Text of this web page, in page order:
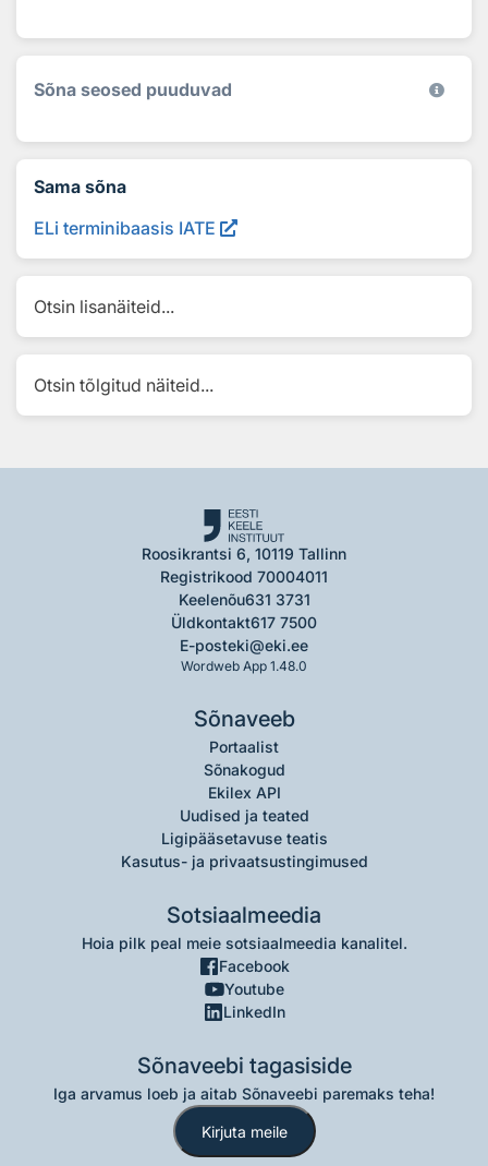
Sõna seosed puuduvad
Sama sõna
ELi terminibaasis IATE
Otsin lisanäiteid...
Otsin tõlgitud näiteid...
Roosikrantsi 6, 10119 Tallinn
Registrikood 70004011
Keelenõu631 3731
Üldkontakt617 7500
E-posteki@eki.ee
Wordweb App 1.48.0
Sõnaveeb
Portaalist
Sõnakogud
Ekilex API
Uudised ja teated
Ligipääsetavuse teatis
Kasutus- ja privaatsustingimused
Sotsiaalmeedia
Hoia pilk peal meie sotsiaalmeedia kanalitel.
Facebook
Youtube
LinkedIn
Sõnaveebi tagasiside
Iga arvamus loeb ja aitab Sõnaveebi paremaks teha!
Kirjuta meile